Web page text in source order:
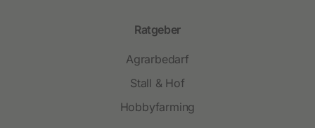
Ratgeber
Agrarbedarf
Stall & Hof
Hobbyfarming